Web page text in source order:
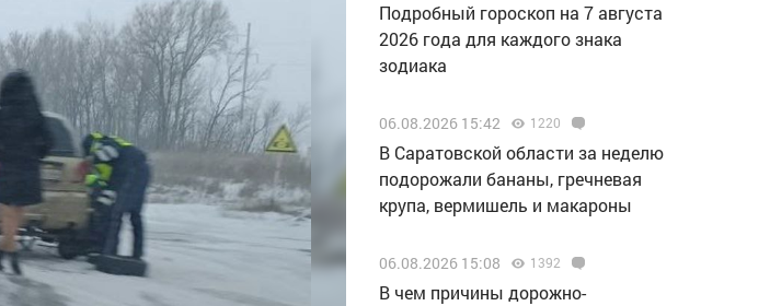
Подробный гороскоп на 7 августа
2026 года для каждого знака
зодиака
06.08.2026 15:42 1220
В Саратовской области за неделю
подорожали бананы, гречневая
крупа, вермишель и макароны
06.08.2026 15:08 1392
В чем причины дорожно-